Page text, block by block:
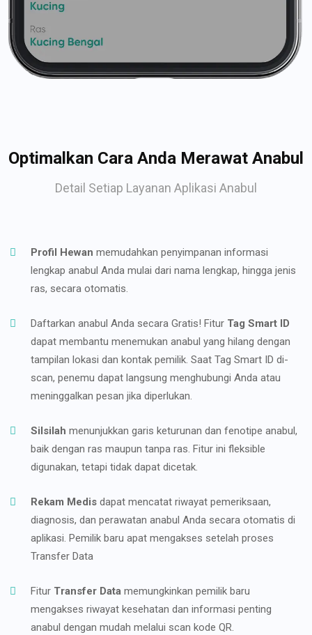
Optimalkan Cara Anda Merawat Anabul
Detail Setiap Layanan Aplikasi Anabul
Profil Hewan memudahkan penyimpanan informasi
lengkap anabul Anda mulai dari nama lengkap, hingga jenis
ras, secara otomatis.
Daftarkan anabul Anda secara Gratis! Fitur Tag Smart ID
dapat membantu menemukan anabul yang hilang dengan
tampilan lokasi dan kontak pemilik. Saat Tag Smart ID di-
scan, penemu dapat langsung menghubungi Anda atau
meninggalkan pesan jika diperlukan.
Silsilah menunjukkan garis keturunan dan fenotipe anabul,
baik dengan ras maupun tanpa ras. Fitur ini fleksible
digunakan, tetapi tidak dapat dicetak.
Rekam Medis dapat mencatat riwayat pemeriksaan,
diagnosis, dan perawatan anabul Anda secara otomatis di
aplikasi. Pemilik baru apat mengakses setelah proses
Transfer Data
Fitur Transfer Data memungkinkan pemilik baru
mengakses riwayat kesehatan dan informasi penting
anabul dengan mudah melalui scan kode QR.